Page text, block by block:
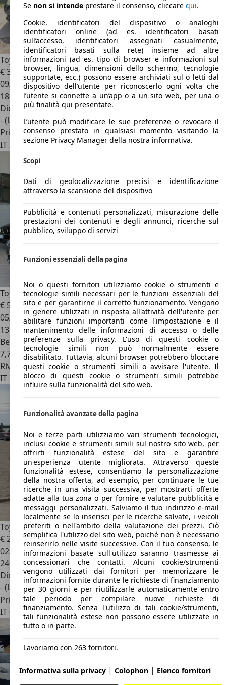
Toyota Corolla Verso
€ 3.000
09/2008
180.500 km
Diesel
- (l/100 km)
Privato
IT 33100Udine
Toyota Corolla Verso Corolla Verso 1.8 vvt-i Sol 5p.ti
€ 5.500
05/2008
135.874 km
Benzina
7,7 l/100 km (comb.)
Rivenditore
IT 13030Caresanablot - Vercelli - Vc
Toyota Corolla Verso16 V D-4D
€ 2.500
02/2006
240.000 km
Diesel
- (l/100 km)
Privato
IT 00048Nettuno
Se non si intende prestare il consenso, cliccare qui.
Cookie, identificatori del dispositivo o analoghi
identificatori online (ad es. identificatori basati
sull’accesso, identificatori assegnati casualmente,
identificatori basati sulla rete) insieme ad altre
informazioni (ad es. tipo di browser e informazioni sul
browser, lingua, dimensioni dello schermo, tecnologie
supportate, ecc.) possono essere archiviati sul o letti dal
dispositivo dell’utente per riconoscerlo ogni volta che
l’utente si connette a un’app o a un sito web, per una o
più finalità qui presentate.
L’utente può modificare le sue preferenze o revocare il
consenso prestato in qualsiasi momento visitando la
sezione Privacy Manager della nostra informativa.
Scopi
Dati di geolocalizzazione precisi e identificazione
attraverso la scansione del dispositivo
Pubblicità e contenuti personalizzati, misurazione delle
prestazioni dei contenuti e degli annunci, ricerche sul
pubblico, sviluppo di servizi
Funzioni essenziali della pagina
Noi o questi fornitori utilizziamo cookie o strumenti e
tecnologie simili necessari per le funzioni essenziali del
sito e per garantirne il corretto funzionamento. Vengono
in genere utilizzati in risposta all'attività dell'utente per
abilitare funzioni importanti come l'impostazione e il
mantenimento delle informazioni di accesso o delle
preferenze sulla privacy. L'uso di questi cookie o
tecnologie simili non può normalmente essere
disabilitato. Tuttavia, alcuni browser potrebbero bloccare
questi cookie o strumenti simili o avvisare l'utente. Il
blocco di questi cookie o strumenti simili potrebbe
influire sulla funzionalità del sito web.
Funzionalità avanzate della pagina
Noi e terze parti utilizziamo vari strumenti tecnologici,
inclusi cookie e strumenti simili sul nostro sito web, per
offrirti funzionalità estese del sito e garantire
un'esperienza utente migliorata. Attraverso queste
funzionalità estese, consentiamo la personalizzazione
della nostra offerta, ad esempio, per continuare le tue
ricerche in una visita successiva, per mostrarti offerte
adatte alla tua zona o per fornire e valutare pubblicità e
messaggi personalizzati. Salviamo il tuo indirizzo e-mail
localmente se lo inserisci per le ricerche salvate, i veicoli
preferiti o nell'ambito della valutazione dei prezzi. Ciò
semplifica l'utilizzo del sito web, poiché non è necessario
reinserirlo nelle visite successive. Con il tuo consenso, le
informazioni basate sull'utilizzo saranno trasmesse ai
concessionari che contatti. Alcuni cookie/strumenti
vengono utilizzati dai fornitori per memorizzare le
informazioni fornite durante le richieste di finanziamento
per 30 giorni e per riutilizzarle automaticamente entro
tale periodo per compilare nuove richieste di
finanziamento. Senza l'utilizzo di tali cookie/strumenti,
tali funzionalità estese non possono essere utilizzate in
tutto o in parte.
Lavoriamo con 263 fornitori.
Informativa sulla privacy | Colophon | Elenco fornitori